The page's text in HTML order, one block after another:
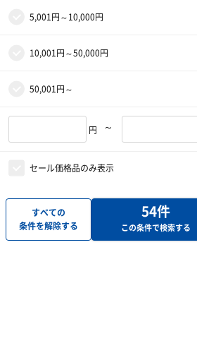
5,001円～10,000円
10,001円～50,000円
50,001円～
円 ～
セール価格品のみ表示
すべての
条件を解除する
54件
この条件で検索する